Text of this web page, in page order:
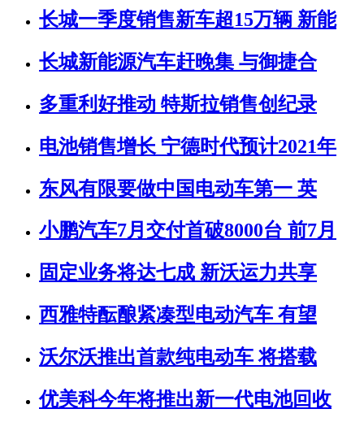
长城一季度销售新车超15万辆 新能
长城新能源汽车赶晚集 与御捷合
多重利好推动 特斯拉销售创纪录
电池销售增长 宁德时代预计2021年
东风有限要做中国电动车第一 英
小鹏汽车7月交付首破8000台 前7月
固定业务将达七成 新沃运力共享
西雅特酝酿紧凑型电动汽车 有望
沃尔沃推出首款纯电动车 将搭载
优美科今年将推出新一代电池回收